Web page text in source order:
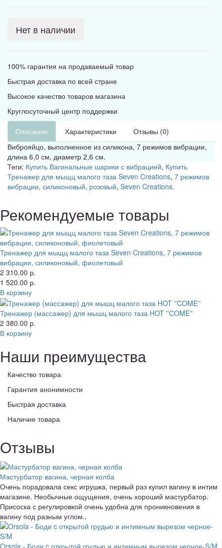
Нет в наличии
100% гарантия на продаваемый товар
Быстрая доставка по всей стране
Высокое качество товаров магазина
Круглосуточный центр поддержки
Описание Характеристики
Отзывы (0)
Виброяйцо, выполненное из силикона, 7 режимов вибрации,
длина 6,0 см, диаметр 2,6 см.
Теги: Купить Вагинальные шарики с вибрацией, Купить
Тренажер для мыщц малого таза Seven Creations, 7 режимов
вибрации, силиконовый, розовый, Seven Creations.
Рекомендуемые товары
Тренажер для мыщц малого таза Seven Creations, 7 режимов
вибрации, силиконовый, фиолетовый
2 310.00 р.
1 520.00 р.
В корзину
Тренажер (массажер) для мышц малого таза HOT ''COME''
2 380.00 р.
В корзину
Наши преимущества
Качество товара
Гарантия анонимности
Быстрая доставка
Наличие товара
Отзывы
Мастурбатор вагина, черная колба
Очень порадовала секс игрушка, первый раз купил вагину в интим
магазине. Необычные ощущения, очень хороший мастурбатор.
Присоска с регулировкой очень удобна для проникновения в
вагину под разным углом..
Orsola - Боди c открытой грудью и интимным вырезом черное-S/M